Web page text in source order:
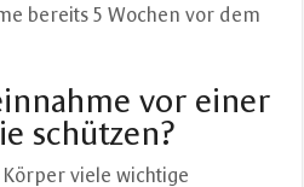
bereits 5 Wochen vor dem
vor einer
schützen?
viele wichtige